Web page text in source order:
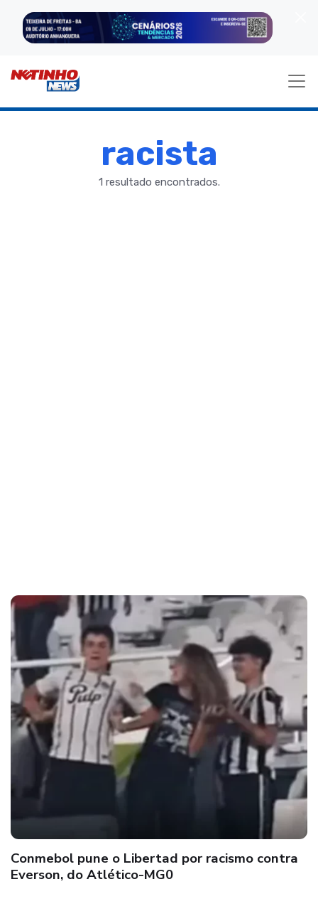
racista
1 resultado encontrados.
Conmebol pune o Libertad por racismo contra
Everson, do Atlético-MG0